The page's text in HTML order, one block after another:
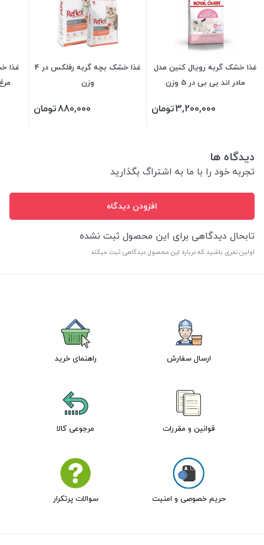
غذا خشک گربه رویال کنین مدل
مادر اند بی بی در 5 وزن
3,200,000تومان
غذا خشک بچه گربه رفلکس در 4
وزن
880,000تومان
غذا
دیدگاه ها
تجربه خود را با ما به اشتراگ بگذارید
افزودن دیدگاه
تابحال دیدگاهی برای این محصول ثبت نشده
اولین نفری باشید که درباره این محصول دیدگاهی ثبت میکند
ارسال سفارش راهنمای خرید
قوانین و مقررات مرجوعی کالا
حریم خصوصی و امنیت سوالات پرتکرار